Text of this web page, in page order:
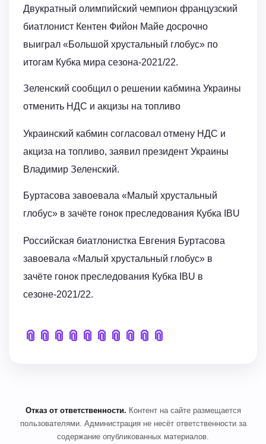
Двукратный олимпийский чемпион французский
биатлонист Кентен Фийон Майе досрочно
выиграл «Большой хрустальный глобус» по
итогам Кубка мира сезона-2021/22.
Зеленский сообщил о решении кабмина Украины
отменить НДС и акцизы на топливо
Украинский кабмин согласовал отмену НДС и
акциза на топливо, заявил президент Украины
Владимир Зеленский.
Буртасова завоевала «Малый хрустальный
глобус» в зачёте гонок преследования Кубка IBU
Российская биатлонистка Евгения Буртасова
завоевала «Малый хрустальный глобус» в
зачёте гонок преследования Кубка IBU в
сезоне-2021/22.
📎 📎 📎 📎 📎 📎 📎 📎 📎 📎
Отказ от ответственности. Контент на сайте размещается
пользователями. Администрация не несёт ответственности за
содержание опубликованных материалов.